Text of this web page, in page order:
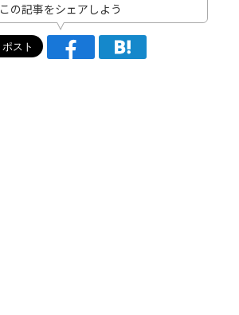
この記事をシェアしよう